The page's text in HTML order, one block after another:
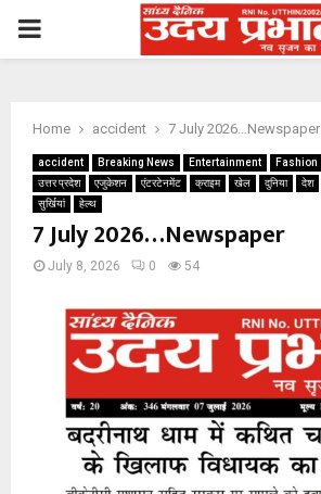
PRIMARY
Home accident 7 July 2026…Newspaper
accident Breaking News Entertainment Fashion
उत्तर प्रदेश
एजुकेशन एंटरटेनमेंट क्राइम खेल दुनिया देश
सुर्खियां
हेल्थ
7 July 2026…Newspaper
July 8, 2026 0 54